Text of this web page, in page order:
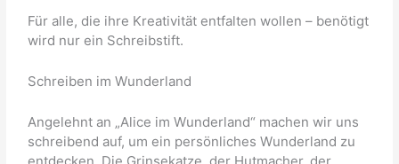
Für alle, die ihre Kreativität entfalten wollen – benötigt
wird nur ein Schreibstift.
Schreiben im Wunderland
Angelehnt an „Alice im Wunderland“ machen wir uns
schreibend auf, um ein persönliches Wunderland zu